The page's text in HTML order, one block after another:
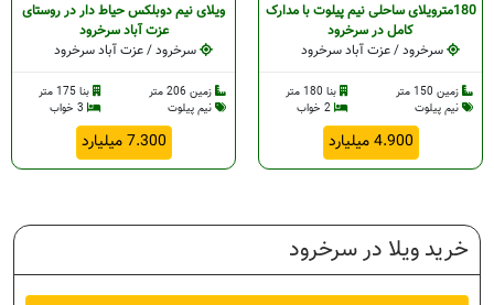
180مترویلای ساحلی نیم پیلوت با مدارک
کامل در سرخرود
سرخرود / عزت آباد سرخرود
زمین 150 متر
بنا 180 متر
نیم پیلوت
4.900 میلیارد
ویلای نیم دوبلکس حیاط دار در روستای
عزت‌ آباد سرخرود
سرخرود / عزت آباد سرخرود
زمین 206 متر
بنا 175 متر
نیم پیلوت
7.300 میلیارد
خرید ویلا در سرخرود